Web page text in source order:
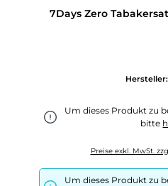
7Days Zero
Hersteller:
Um dieses Produkt zu
bitte
Preise exkl. MwSt.
Um dieses Produkt zu